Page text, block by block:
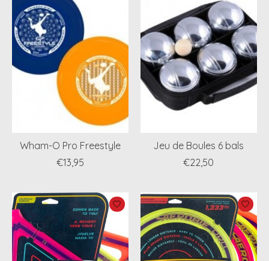
Wham-O Pro Freestyle
€13,95
Jeu de Boules 6 bals
€22,50